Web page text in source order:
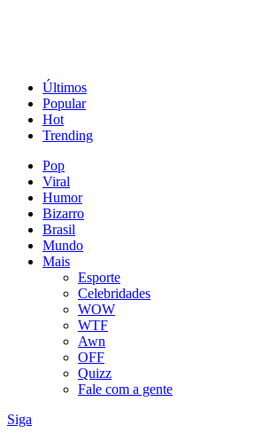
Últimos
Popular
Hot
Trending
Pop
Viral
Humor
Bizarro
Brasil
Mundo
Mais
Esporte
Celebridades
WOW
WTF
Awn
OFF
Quizz
Fale com a gente
Siga